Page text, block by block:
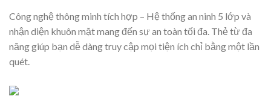
Công nghệ thông minh tích hợp – Hệ thống an ninh 5 lớp và
nhận diện khuôn mặt mang đến sự an toàn tối đa. Thẻ từ đa
năng giúp bạn dễ dàng truy cập mọi tiện ích chỉ bằng một lần
quét.